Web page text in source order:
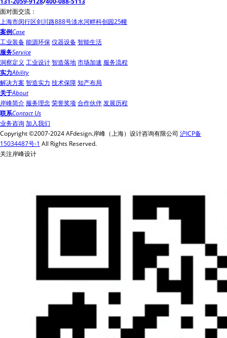
面对面交流：
上海市闵行区剑川路888号淡水河畔科创园25幢
案例Case
工业装备能源环保仪器设备智能生活
服务Service
洞察定义工业设计智造落地市场加速 服务流程
实力Ability
解决方案 智造实力 技术保障知产布局
关于About
岸峰简介服务理念荣誉奖项合作伙伴发展历程
联系Contact Us
业务咨询 加入我们
Copyright ©2007-2024 AFdesign.岸峰（上海）设计咨询有限公司 沪ICP备
15034487号-1 All Rights Reserved.
关注岸峰设计